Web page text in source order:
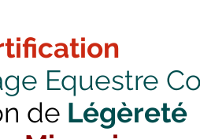
Equestre
de Légèreté